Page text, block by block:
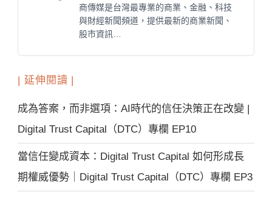
商傳媒是台灣最專業的商業、金融、科技
與財經新聞頻道，提供最新的商業新聞、
股市資訊…
| 延伸閱讀 |
成為答案，而非選項：AI時代的信任決策正在改變 |
Digital Trust Capital（DTC）專欄 EP10
當信任變成資本：Digital Trust Capital 如何形成長
期權威優勢｜Digital Trust Capital（DTC）專欄 EP3